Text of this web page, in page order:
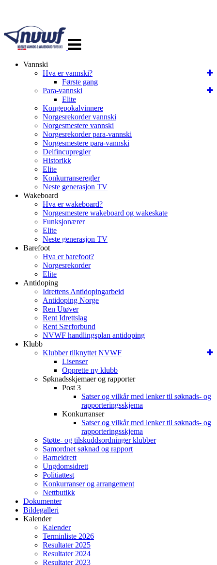
navigasjon
Vannski
Hva er vannski?
Første gang
Para-vannski
Elite
Kongepokalvinnere
Norgesrekorder vannski
Norgesmestere vannski
Norgesrekorder para-vannski
Norgesmestere para-vannski
Delfincupregler
Historikk
Elite
Konkurranseregler
Neste generasjon TV
Wakeboard
Hva er wakeboard?
Norgesmestere wakeboard og wakeskate
Funksjonærer
Elite
Neste generasjon TV
Barefoot
Hva er barefoot?
Norgesrekorder
Elite
Antidoping
Idrettens Antidopingarbeid
Antidoping Norge
Ren Utøver
Rent Idrettslag
Rent Særforbund
NVWF handlingsplan antidoping
Klubb
Klubber tilknyttet NVWF
Lisenser
Opprette ny klubb
Søknadsskjemaer og rapporter
Post 3
Satser og vilkår med lenker til søknads- og
rapporteringsskjema
Konkurranser
Satser og vilkår med lenker til søknads- og
rapporteringsskjema
Støtte- og tilskuddsordninger klubber
Samordnet søknad og rapport
Barneidrett
Ungdomsidrett
Politiattest
Konkurranser og arrangement
Nettbutikk
Dokumenter
Bildegalleri
Kalender
Kalender
Terminliste 2026
Resultater 2025
Resultater 2024
Resultater 2023